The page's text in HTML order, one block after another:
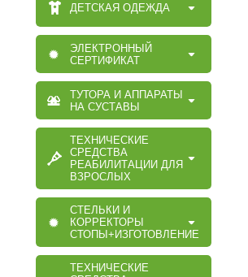
ДЕТСКАЯ ОДЕЖДА
ЭЛЕКТРОННЫЙ
СЕРТИФИКАТ
ТУТОРА И АППАРАТЫ
НА СУСТАВЫ
ТЕХНИЧЕСКИЕ
СРЕДСТВА
РЕАБИЛИТАЦИИ ДЛЯ
ВЗРОСЛЫХ
СТЕЛЬКИ И
КОРРЕКТОРЫ
СТОПЫ+ИЗГОТОВЛЕНИЕ
ТЕХНИЧЕСКИЕ